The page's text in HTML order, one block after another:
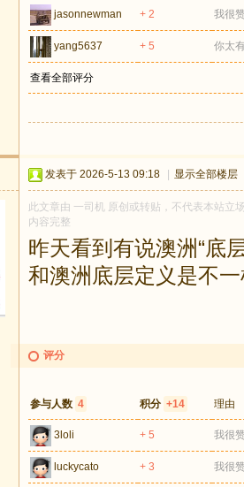
jasonnewman + 2 我很
yang5637 + 5 你太
查看全部评分
发表于 2026-5-13 09:18 显示全部楼层
此文章由 一司机 原创或转贴，不代表本站立
内容完整
昨天看到有说澳洲“底
和澳洲底层定义是不
评分
参与人数 4 积分 +14 理由
3loli + 5 我很
luckycato + 3 我很